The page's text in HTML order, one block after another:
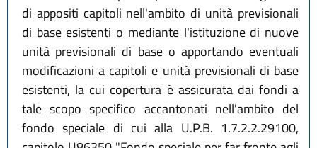
di appositi capitoli nell'ambito di unità previsionali
di base esistenti o mediante l'istituzione di nuove
unità previsionali di base o apportando eventuali
modificazioni a capitoli e unità previsionali di base
esistenti, la cui copertura è assicurata dai fondi a
tale scopo specifico accantonati nell'ambito del
fondo speciale di cui alla U.P.B. 1.7.2.2.29100,